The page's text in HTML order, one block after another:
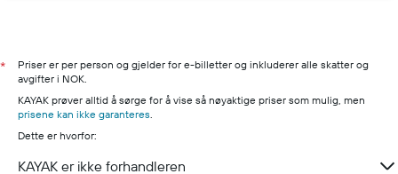
*
Priser er per person og gjelder for e-billetter og inkluderer alle skatter og
avgifter i NOK.
KAYAK prøver alltid å sørge for å vise så nøyaktige priser som mulig, men
prisene kan ikke garanteres.
Dette er hvorfor:
KAYAK er ikke forhandleren